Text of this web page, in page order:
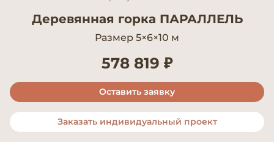
Деревянная горка ПАРАЛЛЕЛЬ
Размер 5×6×10 м
578 819 ₽
Оставить заявку
Заказать индивидуальный проект